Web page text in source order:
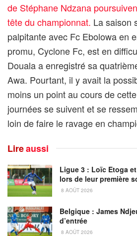
de Stéphane Ndzana
tête du championnat. La saison
palpitante avec Fc Ebolowa en
promu, Cyclone Fc, est en
Douala a enregistré sa
Awa. Pourtant, il y avait la
moins un point au cours de
journées se suivent et se
loin de faire le ravage en
Lireaussi
Ligue 3 : Loïc Etoga
lors de leur première
8 AOÛT 2026
Belgique : James
d’entrée
8 AOÛT 2026